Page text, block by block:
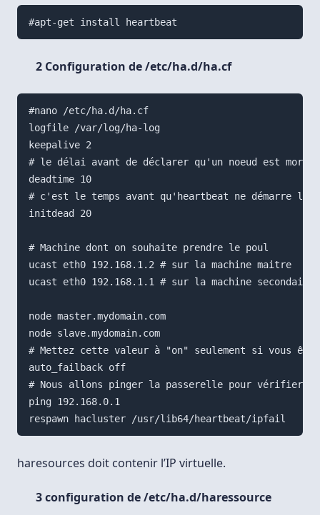
#apt-get install heartbeat
2 Configuration de /etc/ha.d/ha.cf
#nano /etc/ha.d/ha.cf
logfile /var/log/ha-log
keepalive 2
# le délai avant de déclarer qu'un noeud est mort
deadtime 10
# c'est le temps avant qu'heartbeat ne démarre
initdead 20
# Machine dont on souhaite prendre le poul
ucast eth0 192.168.1.2 # sur la machine maitre
ucast eth0 192.168.1.1 # sur la machine secondaire
node master.mydomain.com
node slave.mydomain.com
# Mettez cette valeur à "on" seulement si vous
auto_failback off
# Nous allons pinger la passerelle pour vérifier
ping 192.168.0.1
haresources doit contenir l’IP virtuelle.
3 configuration de /etc/ha.d/haressource